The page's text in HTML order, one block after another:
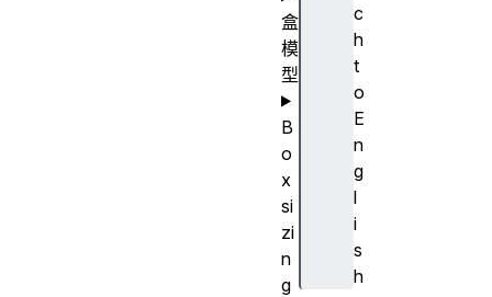
c
h
t
o
E
n
g
l
i
s
h
盒
模
型
B
o
x
si
zi
n
g